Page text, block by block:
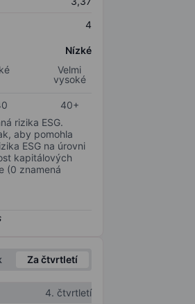
4
Nízké
Velmi
vysoké
40+
rizika ESG.
aby pomohla
ESG na úrovni
kapitálových
(0 znamená
Za čtvrtletí
4. čtvrtletí